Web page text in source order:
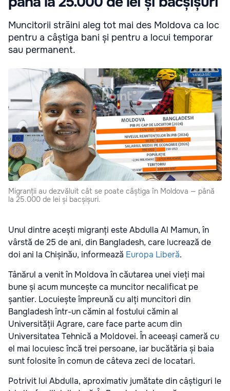
Muncitorii străini aleg tot mai des Moldova ca loc
pentru a câștiga bani și pentru a locui temporar
sau permanent.
Migranții au dezvăluit cât se poate câștiga în Moldova — până
la 25.000 de lei și bacșișuri.
Unul dintre acești migranți este Abdulla Al Mamun, în
vârstă de 25 de ani, din Bangladesh, care lucrează de
doi ani la Chișinău, informează Europa Liberă.
Tânărul a venit în Moldova în căutarea unei vieți mai
bune și acum muncește ca muncitor necalificat pe
șantier. Locuiește împreună cu alți muncitori din
Bangladesh într-un cămin al fostului cămin al
Universității Agrare, care face parte acum din
Universitatea Tehnică a Moldovei. În aceeași cameră cu
el mai locuiesc încă trei persoane, iar bucătăria și baia
sunt folosite în comun de câteva zeci de locatari.
Potrivit lui Abdulla, aproximativ jumătate din câștiguri le